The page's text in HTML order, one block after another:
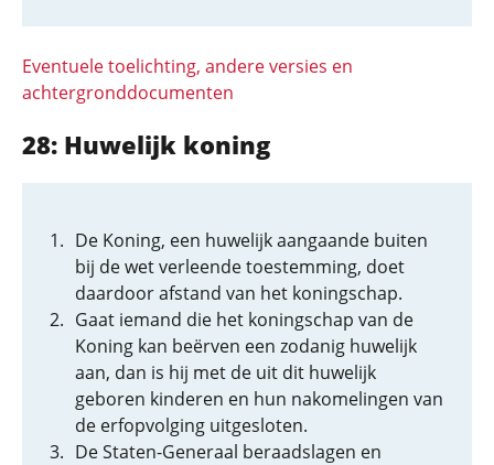
Eventuele toelichting, andere versies en
achtergronddocumenten
28: Huwelijk koning
De Koning, een huwelijk aangaande buiten
bij de wet verleende toestemming, doet
daardoor afstand van het koningschap.
Gaat iemand die het koningschap van de
Koning kan beërven een zodanig huwelijk
aan, dan is hij met de uit dit huwelijk
geboren kinderen en hun nakomelingen van
de erfopvolging uitgesloten.
De Staten-Generaal beraadslagen en